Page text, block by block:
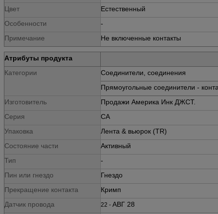
Цвет
Естественный
Особенности
-
Примечание
Не включенные контакты
Атрибуты продукта
Категории
Соединители, соединения
Прямоугольные соединители -
Изготовитель
Продажи Америка Инк ДЖСТ.
Серия
СА
Упаковка
Лента & вьюрок (TR)
Состояние части
Активный
Тип
-
Пин или гнездо
Гнездо
Прекращение контакта
Кримп
Датчик провода
22 - АВГ 28